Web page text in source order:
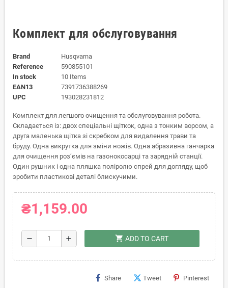
Комплект для обслуговування
Brand
Husqvarna
Reference
590855101
In stock
10 Items
EAN13
7391736388269
UPC
193028231812
Комплект для легшого очищення та обслуговування робота.
Складається із: двох спеціальні щіткок, одна з тонким ворсом, а
друга маленька щітка зі скребком для видалення трави та
бруду. Одна викрутка для зміни ножів. Одна абразивна ганчарка
для очищення роз’ємів на газонокосарці та зарядній станції.
Один рушник і одна пляшка поліролю спрей для догляду, щоб
зробити пластикові деталі блискучими.
₴1,159.00
remove add shopping_cart ADD TO CART
Share Tweet Pinterest